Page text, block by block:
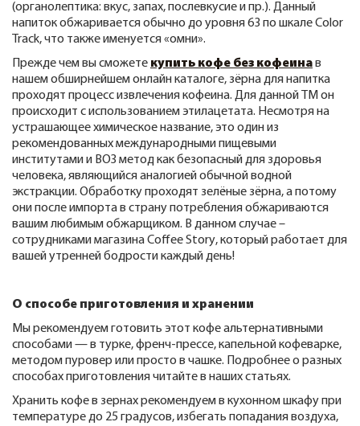
(органолептика: вкус, запах, послевкусие и пр.). Данный
напиток обжаривается обычно до уровня 63 по шкалеColor
Track, что также именуется «омни».
Прежде чем вы сможете купить кофе без кофеинав
нашем обширнейшем онлайн каталоге, зёрна для напитка
проходят процесс извлечения кофеина. Для данной ТМ он
происходит с использованием этилацетата. Несмотря на
устрашающее химическое название, это один из
рекомендованных международными пищевыми
институтами и ВОЗ метод как безопасный для здоровья
человека, являющийся аналогией обычной водной
экстракции. Обработку проходят зелёные зёрна, а потому
они после импорта в страну потребления обжариваются
вашим любимым обжарщиком. В данном случае –
сотрудниками магазинаCoffee Story, который работает для
вашей утренней бодрости каждый день!
О способе приготовления и хранении
Мы рекомендуем готовить этот кофе альтернативными
способами — в турке, френч-прессе, капельной кофеварке,
методом пуровер или просто в чашке. Подробнее о разных
способах приготовления читайте в наших статьях.
Хранить кофе в зернах рекомендуем в кухонном шкафу при
температуре до 25 градусов, избегать попадания воздуха,